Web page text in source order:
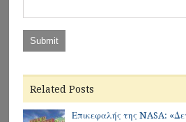
Related Posts
Επικεφαλής της NASA: